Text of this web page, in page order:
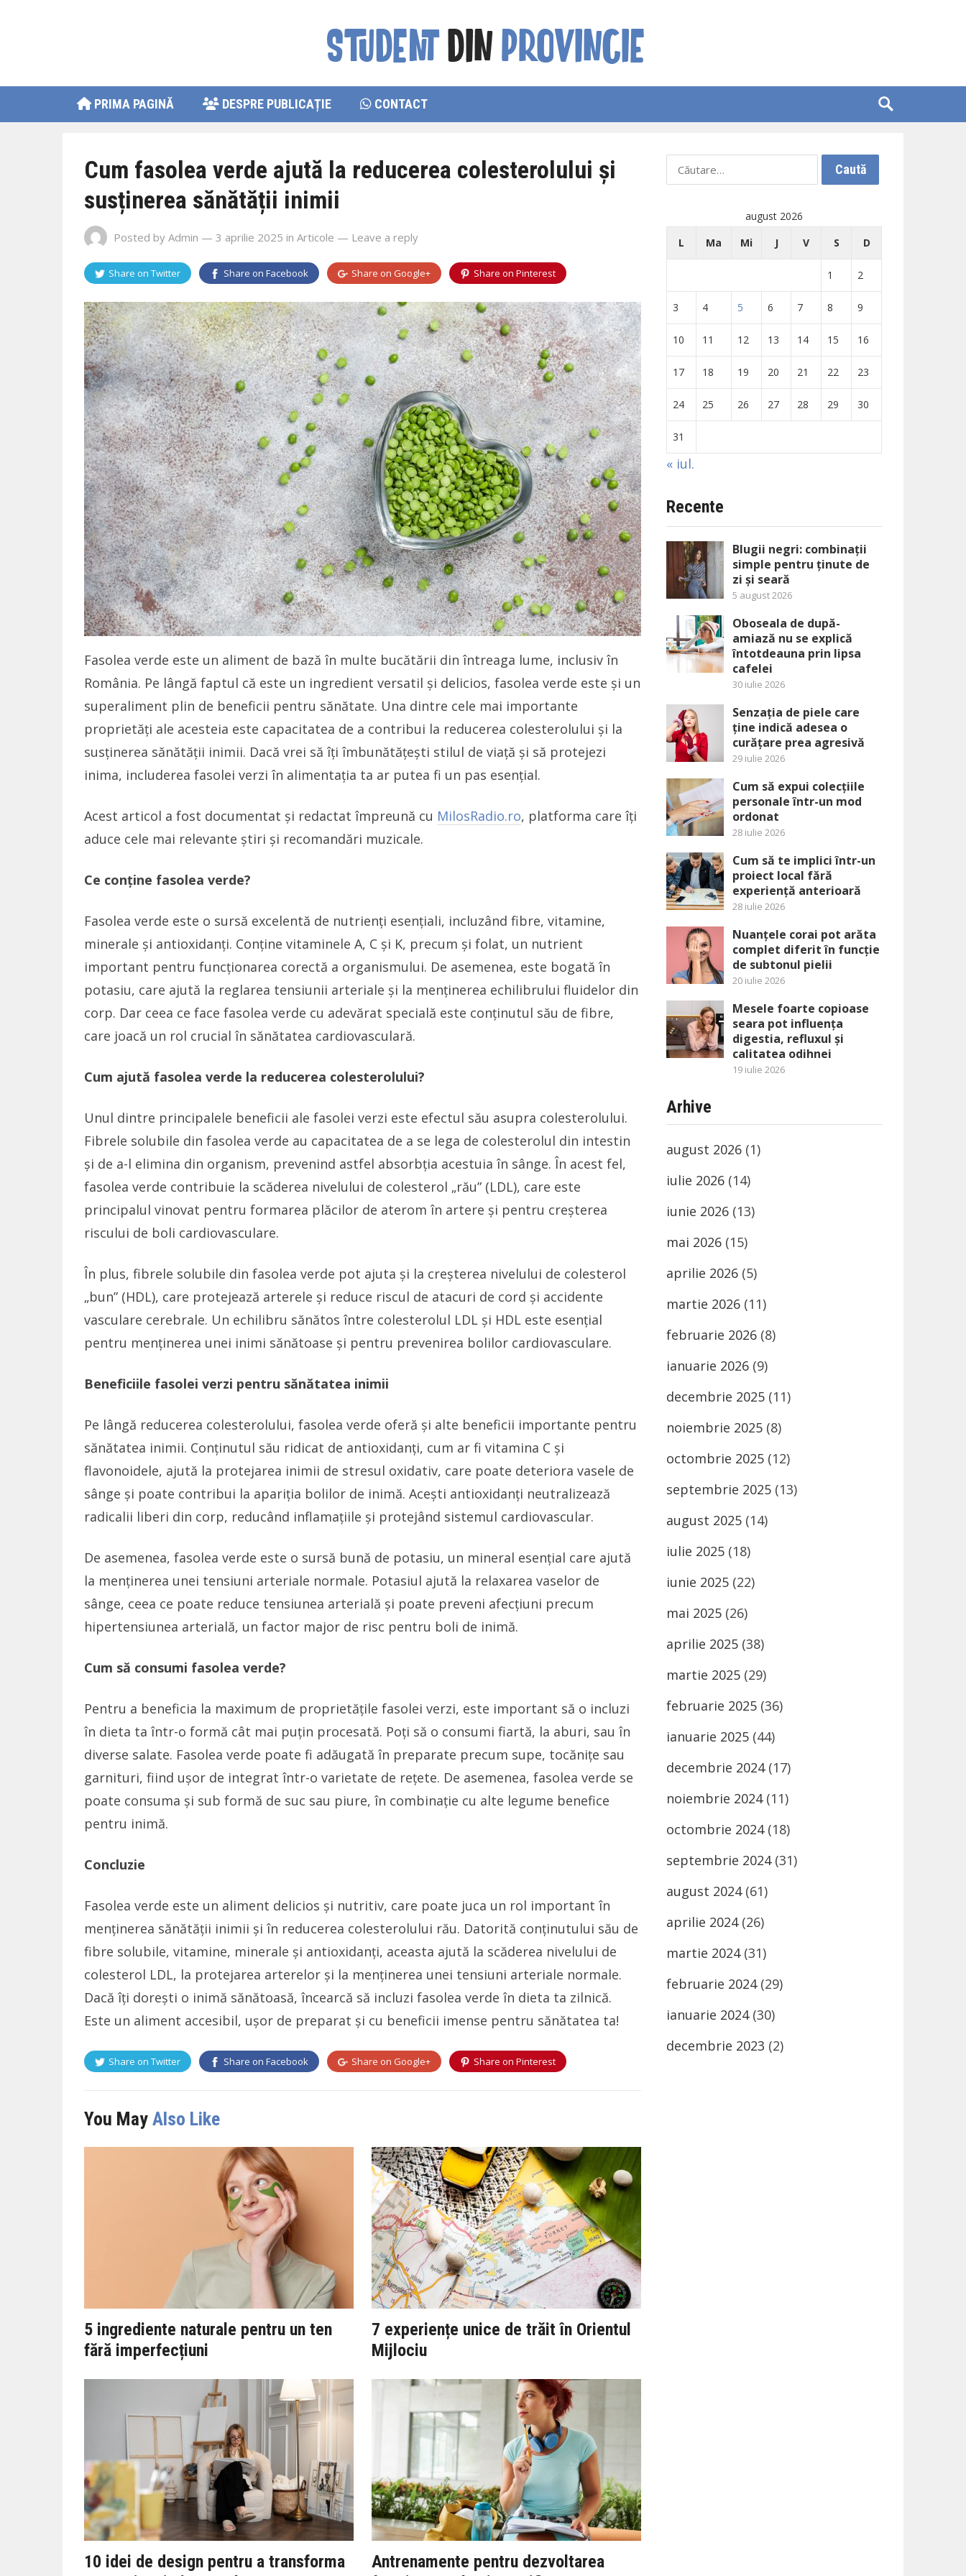
PRIMA PAGINĂ DESPRE PUBLICAȚIE CONTACT
Cum fasolea verde ajută la reducerea colesterolului și
susținerea sănătății inimii
Posted by Admin — 3 aprilie 2025 in Articole — Leave a reply
Share on Twitter Share on Facebook Share on Google+ Share on Pinterest
Fasolea verde este un aliment de bază în multe bucătării din întreaga lume, inclusiv în
România. Pe lângă faptul că este un ingredient versatil și delicios, fasolea verde este și un
superaliment plin de beneficii pentru sănătate. Una dintre cele mai importante
proprietăți ale acesteia este capacitatea de a contribui la reducerea colesterolului și la
susținerea sănătății inimii. Dacă vrei să îți îmbunătățești stilul de viață și să protejezi
inima, includerea fasolei verzi în alimentația ta ar putea fi un pas esențial.
Acest articol a fost documentat și redactat împreună cu MilosRadio.ro, platforma care îți
aduce cele mai relevante știri și recomandări muzicale.
Ce conține fasolea verde?
Fasolea verde este o sursă excelentă de nutrienți esențiali, incluzând fibre, vitamine,
minerale și antioxidanți. Conține vitaminele A, C și K, precum și folat, un nutrient
important pentru funcționarea corectă a organismului. De asemenea, este bogată în
potasiu, care ajută la reglarea tensiunii arteriale și la menținerea echilibrului fluidelor din
corp. Dar ceea ce face fasolea verde cu adevărat specială este conținutul său de fibre,
care joacă un rol crucial în sănătatea cardiovasculară.
Cum ajută fasolea verde la reducerea colesterolului?
Unul dintre principalele beneficii ale fasolei verzi este efectul său asupra colesterolului.
Fibrele solubile din fasolea verde au capacitatea de a se lega de colesterolul din intestin
și de a-l elimina din organism, prevenind astfel absorbția acestuia în sânge. În acest fel,
fasolea verde contribuie la scăderea nivelului de colesterol „rău” (LDL), care este
principalul vinovat pentru formarea plăcilor de aterom în artere și pentru creșterea
riscului de boli cardiovasculare.
În plus, fibrele solubile din fasolea verde pot ajuta și la creșterea nivelului de colesterol
„bun” (HDL), care protejează arterele și reduce riscul de atacuri de cord și accidente
vasculare cerebrale. Un echilibru sănătos între colesterolul LDL și HDL este esențial
pentru menținerea unei inimi sănătoase și pentru prevenirea bolilor cardiovasculare.
Beneficiile fasolei verzi pentru sănătatea inimii
Pe lângă reducerea colesterolului, fasolea verde oferă și alte beneficii importante pentru
sănătatea inimii. Conținutul său ridicat de antioxidanți, cum ar fi vitamina C și
flavonoidele, ajută la protejarea inimii de stresul oxidativ, care poate deteriora vasele de
sânge și poate contribui la apariția bolilor de inimă. Acești antioxidanți neutralizează
radicalii liberi din corp, reducând inflamațiile și protejând sistemul cardiovascular.
De asemenea, fasolea verde este o sursă bună de potasiu, un mineral esențial care ajută
la menținerea unei tensiuni arteriale normale. Potasiul ajută la relaxarea vaselor de
sânge, ceea ce poate reduce tensiunea arterială și poate preveni afecțiuni precum
hipertensiunea arterială, un factor major de risc pentru boli de inimă.
Cum să consumi fasolea verde?
Pentru a beneficia la maximum de proprietățile fasolei verzi, este important să o incluzi
în dieta ta într-o formă cât mai puțin procesată. Poți să o consumi fiartă, la aburi, sau în
diverse salate. Fasolea verde poate fi adăugată în preparate precum supe, tocănițe sau
garnituri, fiind ușor de integrat într-o varietate de rețete. De asemenea, fasolea verde se
poate consuma și sub formă de suc sau piure, în combinație cu alte legume benefice
pentru inimă.
Concluzie
Fasolea verde este un aliment delicios și nutritiv, care poate juca un rol important în
menținerea sănătății inimii și în reducerea colesterolului rău. Datorită conținutului său de
fibre solubile, vitamine, minerale și antioxidanți, aceasta ajută la scăderea nivelului de
colesterol LDL, la protejarea arterelor și la menținerea unei tensiuni arteriale normale.
Dacă îți dorești o inimă sănătoasă, încearcă să incluzi fasolea verde în dieta ta zilnică.
Este un aliment accesibil, ușor de preparat și cu beneficii imense pentru sănătatea ta!
Share on Twitter Share on Facebook Share on Google+ Share on Pinterest
You May Also Like
5 ingrediente naturale pentru un ten
fără imperfecțiuni
7 experiențe unice de trăit în Orientul
Mijlociu
10 idei de design pentru a transforma
Antrenamente pentru dezvoltarea
Caută
după:
august 2026
L
Ma Mi J V S D
1 2
3 4 5 6 7 8 9
10 11 12 13 14 15 16
17 18 19 20 21 22 23
24 25 26 27 28 29 30
31
« iul.
Recente
Blugii negri: combinații
simple pentru ținute de
zi și seară
5 august 2026
Oboseala de după-
amiază nu se explică
întotdeauna prin lipsa
cafelei
30 iulie 2026
Senzația de piele care
ține indică adesea o
curățare prea agresivă
29 iulie 2026
Cum să expui colecțiile
personale într-un mod
ordonat
28 iulie 2026
Cum să te implici într-un
proiect local fără
experiență anterioară
28 iulie 2026
Nuanțele corai pot arăta
complet diferit în funcție
de subtonul pielii
20 iulie 2026
Mesele foarte copioase
seara pot influența
digestia, refluxul și
calitatea odihnei
19 iulie 2026
Arhive
august 2026 (1)
iulie 2026 (14)
iunie 2026 (13)
mai 2026 (15)
aprilie 2026 (5)
martie 2026 (11)
februarie 2026 (8)
ianuarie 2026 (9)
decembrie 2025 (11)
noiembrie 2025 (8)
octombrie 2025 (12)
septembrie 2025 (13)
august 2025 (14)
iulie 2025 (18)
iunie 2025 (22)
mai 2025 (26)
aprilie 2025 (38)
martie 2025 (29)
februarie 2025 (36)
ianuarie 2025 (44)
decembrie 2024(17)
noiembrie 2024(11)
octombrie 2024(18)
septembrie 2024(31)
august 2024(61)
aprilie 2024(26)
martie 2024(31)
februarie 2024(29)
ianuarie 2024(30)
decembrie 2023 (2)